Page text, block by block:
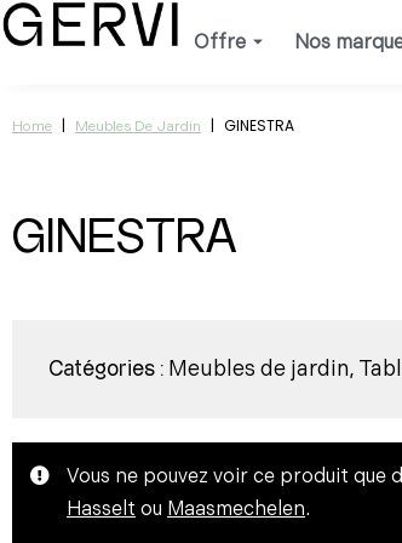
Aller
au
Offre Nos
Home | Meubles De Jardin | GINESTRA
GINESTRA
Catégories : Meubles de jardin,
Vous ne pouvez voir ce produit que
Hasselt ou Maasmechelen.